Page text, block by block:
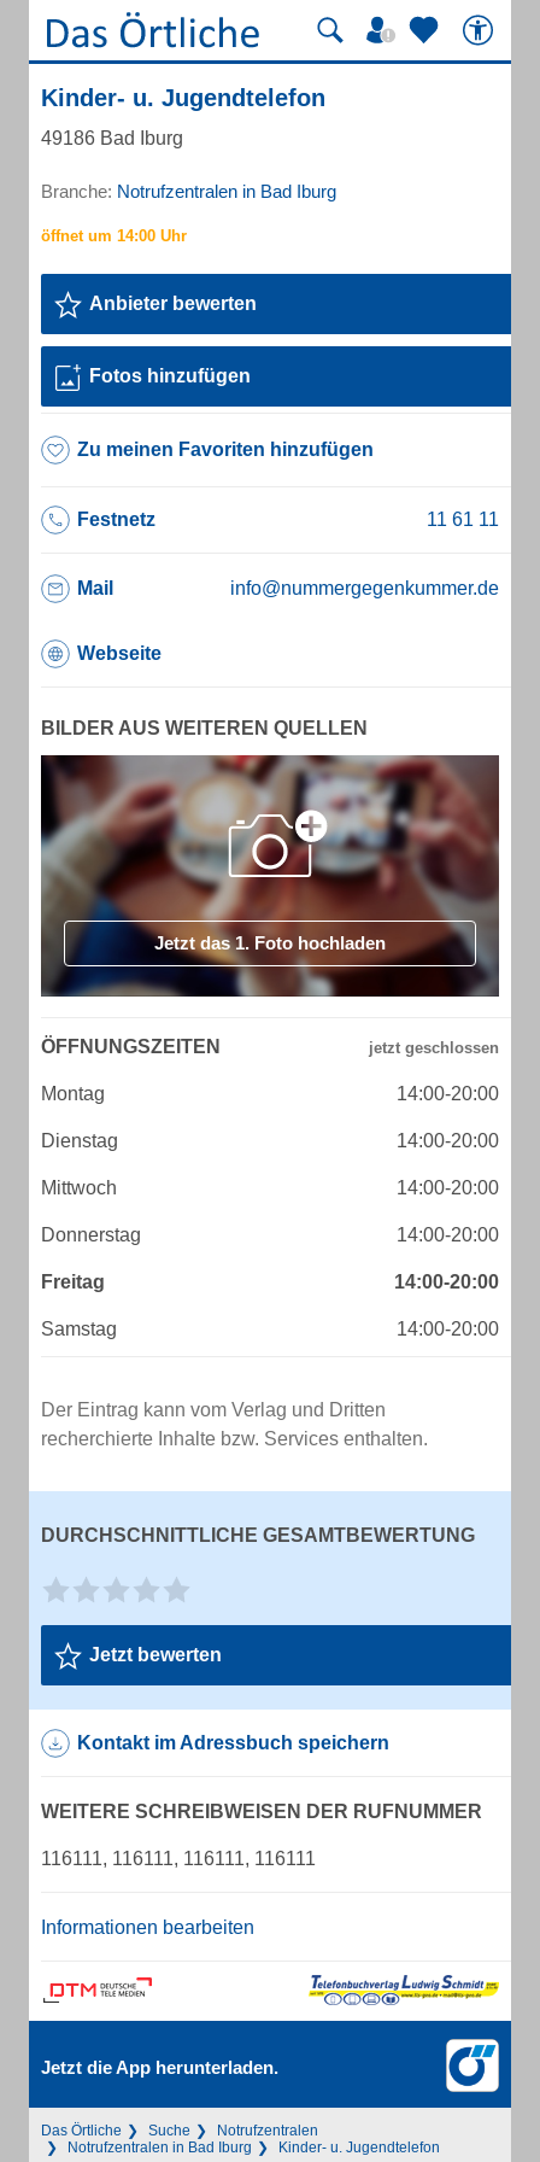
Kinder- u. Jugendtelefon
49186 Bad Iburg
Branche: Notrufzentralen in Bad Iburg
Anbieter bewerten
Fotos hinzufügen
Zu meinen Favoriten hinzufügen
Festnetz
Mail info@nummergegenkummer.de
Webseite
BILDER AUS WEITEREN QUELLEN
Jetzt das 1. Foto hochladen
ÖFFNUNGSZEITEN
Montag 14:00-20:00
Dienstag 14:00-20:00
Mittwoch 14:00-20:00
Donnerstag 14:00-20:00
Freitag 14:00-20:00
Samstag 14:00-20:00
Der Eintrag kann vom Verlag und Dritten
recherchierte Inhalte bzw. Services enthalten.
DURCHSCHNITTLICHE GESAMTBEWERTUNG
Jetzt bewerten
Kontakt im Adressbuch speichern
WEITERE SCHREIBWEISEN DER RUFNUMMER
116111, 116111, 116111, 116111
Informationen bearbeiten
Jetzt die App herunterladen.
Das Örtliche Suche
Notrufzentralen
Notrufzentralen in Bad Iburg
Kinder- u. Jugendtelefon